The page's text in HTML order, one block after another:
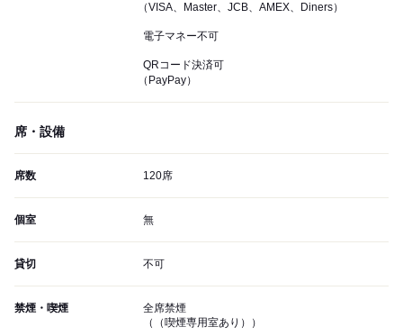
（VISA、Master、JCB、AMEX、Diners）
電子マネー不可
QRコード決済可
（PayPay）
席・設備
席数 120席
個室 無
貸切 不可
禁煙・喫煙
全席禁煙
（（喫煙専用室あり））